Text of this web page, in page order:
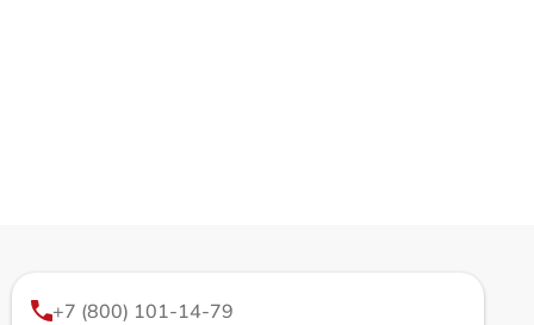
+7 (800) 101-14-79